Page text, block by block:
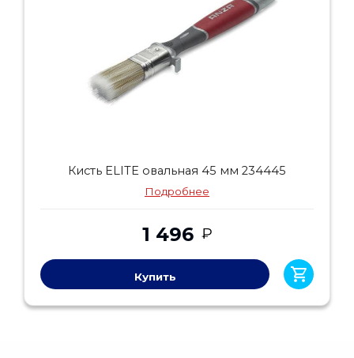
Кисть ELITE овальная 45 мм 234445
Подробнее
1 496 ₽
Купить